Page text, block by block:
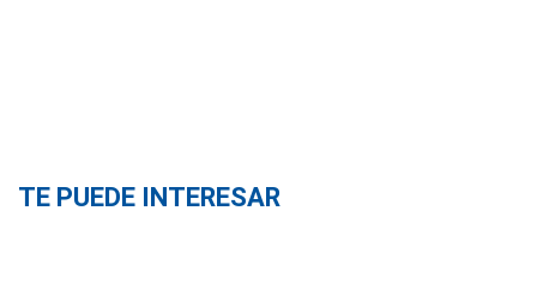
TE PUEDE INTERESAR